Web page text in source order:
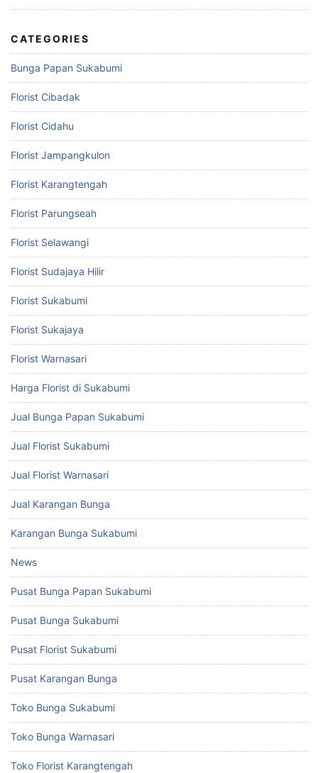
CATEGORIES
Bunga Papan Sukabumi
Florist Cibadak
Florist Cidahu
Florist Jampangkulon
Florist Karangtengah
Florist Parungseah
Florist Selawangi
Florist Sudajaya Hilir
Florist Sukabumi
Florist Sukajaya
Florist Warnasari
Harga Florist di Sukabumi
Jual Bunga Papan Sukabumi
Jual Florist Sukabumi
Jual Florist Warnasari
Jual Karangan Bunga
Karangan Bunga Sukabumi
News
Pusat Bunga Papan Sukabumi
Pusat Bunga Sukabumi
Pusat Florist Sukabumi
Pusat Karangan Bunga
Toko Bunga Sukabumi
Toko Bunga Warnasari
Toko Florist Karangtengah